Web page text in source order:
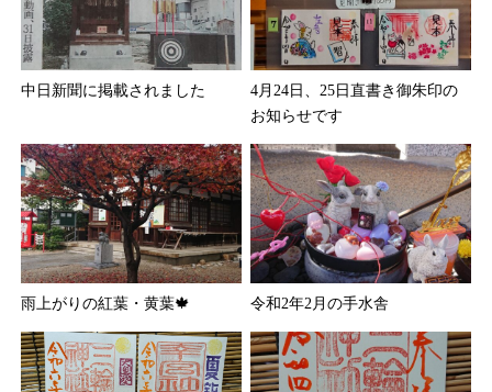
中日新聞に掲載されました
4月24日、25日直書き御朱印の
お知らせです
雨上がりの紅葉・黄葉🍁 令和2年2月の手水舎